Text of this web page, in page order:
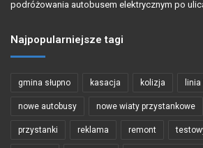
podróżowania autobusem elektrycznym po
Najpopularniejsze tagi
gmina słupno kasacja kolizja linia
nowe autobusy nowe wiaty przystankowe
przystanki reklama remont